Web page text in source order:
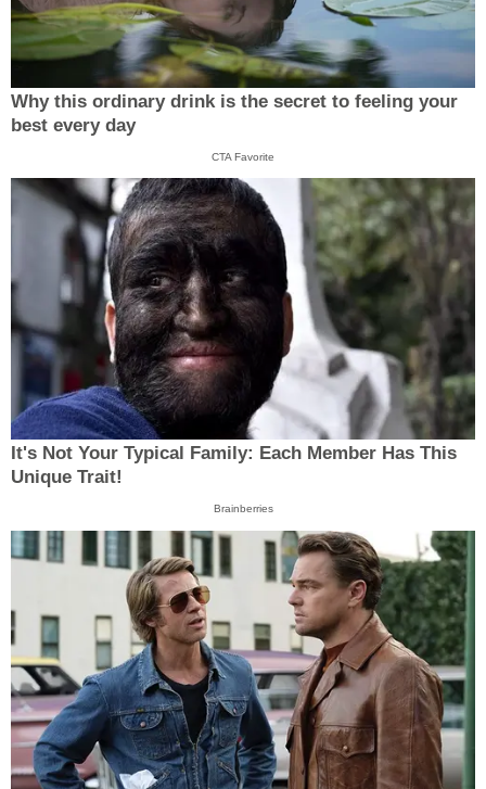
Why this ordinary drink is the secret to feeling your
best every day
CTA Favorite
It's Not Your Typical Family: Each Member Has This
Unique Trait!
Brainberries